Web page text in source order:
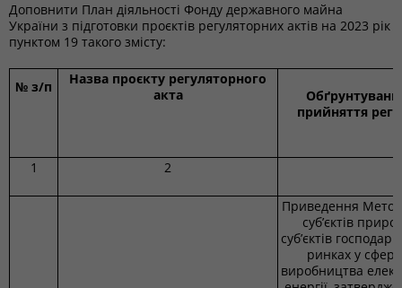
Доповнити План діяльності Фонду державного майна
України з підготовки проєктів регуляторних актів на 2023 рік
пунктом 19 такого змісту:
№ з/п
Назва проєкту регуляторного
акта
прийняття
1 2
Приведення
суб’єктів
суб’єктів
ринках у
виробництва